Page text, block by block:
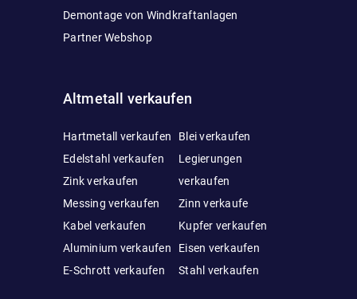
Demontage von Windkraftanlagen
Partner Webshop
Altmetall verkaufen
Hartmetall verkaufen
Edelstahl verkaufen
Zink verkaufen
Messing verkaufen
Kabel verkaufen
Aluminium verkaufen
E-Schrott verkaufen
Blei verkaufen
Legierungen
verkaufen
Zinn verkaufe
Kupfer verkaufen
Eisen verkaufen
Stahl verkaufen